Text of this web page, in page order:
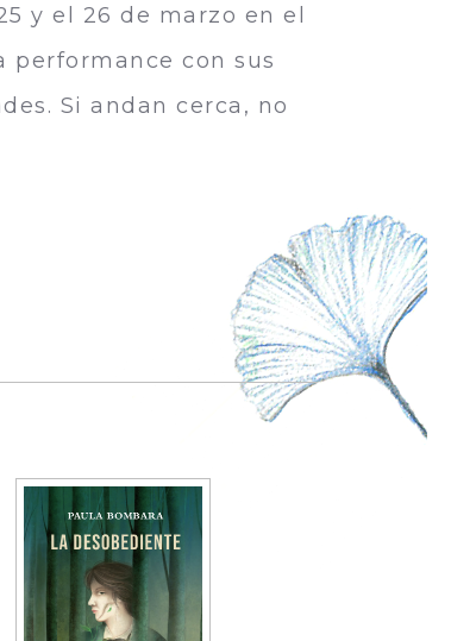
y el 26 de marzo en el
performance con sus
Si andan cerca, no